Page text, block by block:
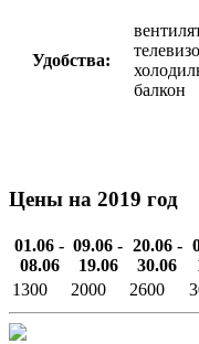
Удобства:
балкон
Цены на 2019 год
01.06 -
08.06
09.06 -
19.06
20.06 -
30.06
1300
2000 2600